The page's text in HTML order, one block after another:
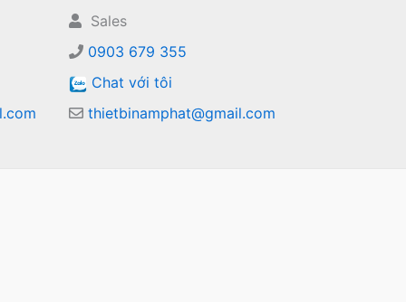
Sales
0903 679 355
Chat với tôi
thietbinamphat@gmail.com